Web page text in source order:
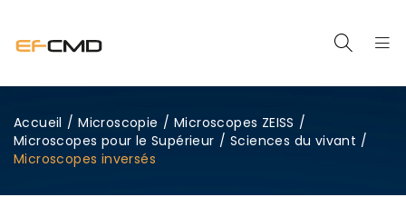
Accueil / Microscopie / Microscopes ZEISS /
Microscopes pour le Supérieur / Sciences du vivant /
Microscopes inversés